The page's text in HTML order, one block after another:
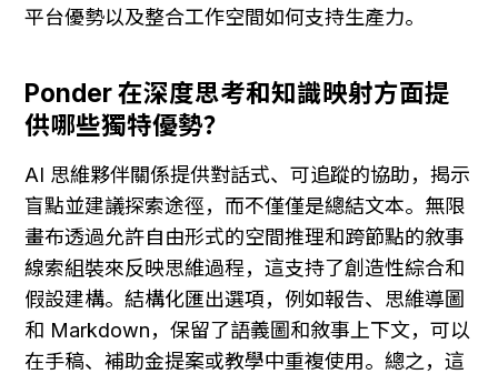
平台優勢以及整合工作空間如何支持生產力。
Ponder 在深度思考和知識映射方面提
供哪些獨特優勢？
AI 思維夥伴關係提供對話式、可追蹤的協助，揭示
盲點並建議探索途徑，而不僅僅是總結文本。無限
畫布透過允許自由形式的空間推理和跨節點的敘事
線索組裝來反映思維過程，這支持了創造性綜合和
假設建構。結構化匯出選項，例如報告、思維導圖
和 Markdown，保留了語義圖和敘事上下文，可以
在手稿、補助金提案或教學中重複使用。總之，這